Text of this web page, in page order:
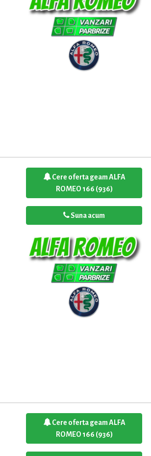
Cere oferta geam ALFA
ROMEO 166 (936)
Suna acum
Cere oferta geam ALFA
ROMEO 166 (936)